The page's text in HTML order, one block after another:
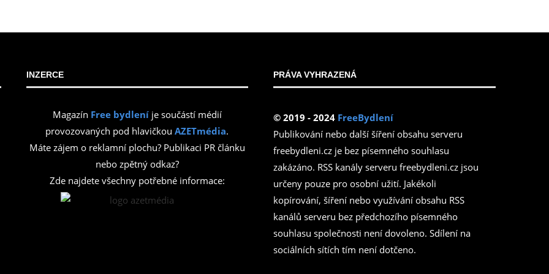
INZERCE
Magazín Free bydleníje součástí médií
provozovaných pod hlavičkou AZETmédia.
Máte zájem o reklamní plochu? Publikaci PR článku
nebo zpětný odkaz?
Zde najdete všechny potřebné informace:
PRÁVA VYHRAZENÁ
© 2019 - 2024 FreeBydlení
Publikování nebo další šíření obsahu serveru
freebydleni.cz je bez písemného souhlasu
zakázáno. RSS kanály serveru freebydleni.cz jsou
určeny pouze pro osobní užití. Jakékoli
kopírování, šíření nebo využívání obsahu RSS
kanálů serveru bez předchozího písemného
souhlasu společnosti není dovoleno. Sdílení na
sociálních sítích tím není dotčeno.